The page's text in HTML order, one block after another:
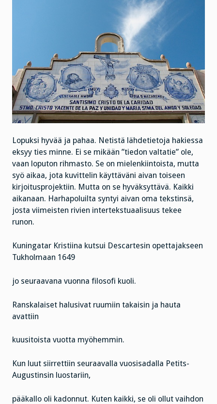
Lopuksi hyvää ja pahaa. Netistä lähdetietoja hakiessa
eksyy ties minne. Ei se mikään ”tiedon valtatie” ole,
vaan loputon rihmasto. Se on mielenkiintoista, mutta
syö aikaa, jota kuvittelin käyttäväni aivan toiseen
kirjoitusprojektiin. Mutta on se hyväksyttävä. Kaikki
aikanaan. Harhapoluilta syntyi aivan oma tekstinsä,
josta viimeisten rivien intertekstuaalisuus tekee
runon.
Kuningatar Kristiina kutsui Descartesin opettajakseen
Tukholmaan 1649
jo seuraavana vuonna filosofi kuoli.
Ranskalaiset halusivat ruumiin takaisin ja hauta
avattiin
kuusitoista vuotta myöhemmin.
Kun luut siirrettiin seuraavalla vuosisadalla Petits-
Augustinsin luostariin,
pääkallo oli kadonnut. Kuten kaikki, se oli ollut vaihdon